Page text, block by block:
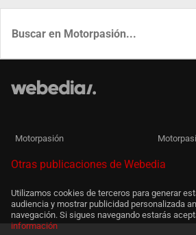
Motorpasión
Otras publicaciones de Webedia
Utilizamos cookies de terceros para generar
audiencia y mostrar publicidad personalizada
navegación. Si sigues navegando estarás
información